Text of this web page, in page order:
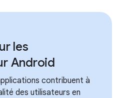
les
Android
contribuent à
des utilisateurs en